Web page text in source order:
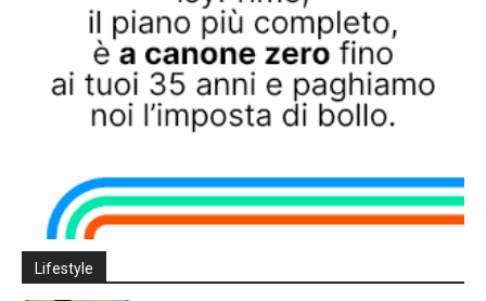
Lifestyle